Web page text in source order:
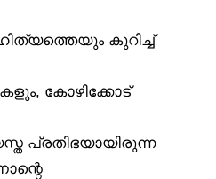
കുറിച്ച്
കോഴിക്കോട്
പ്രതിഭയായിരുന്ന